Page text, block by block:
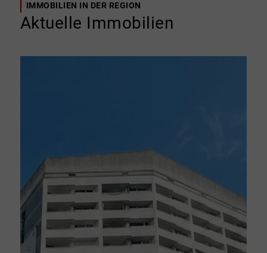
IMMOBILIEN IN DER REGION
Aktuelle Immobilien